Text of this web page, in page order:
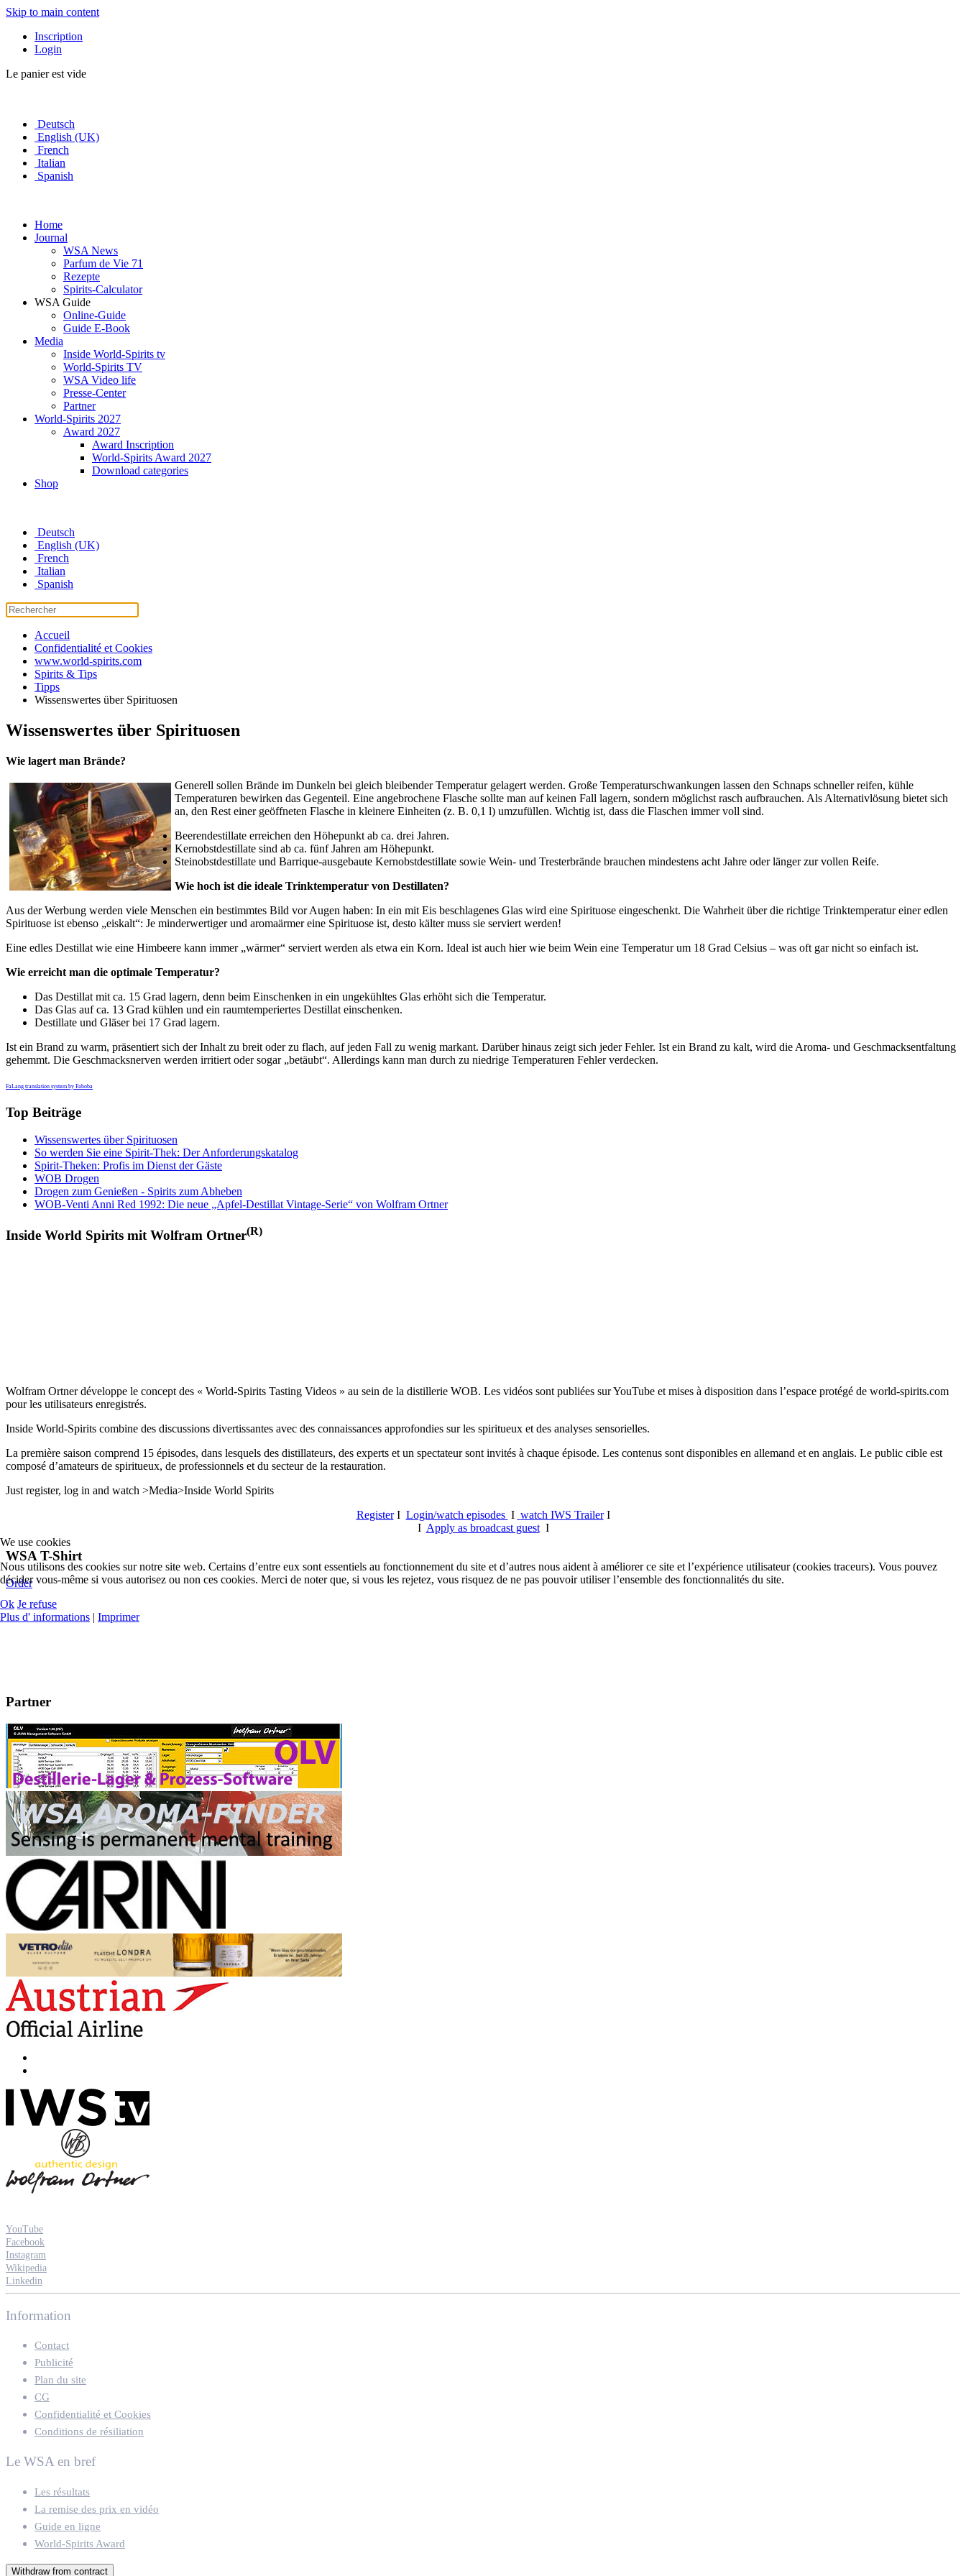
Skip to main content
Inscription
Login
Le panier est vide
Deutsch
English (UK)
French
Italian
Spanish
Home
Journal
WSA News
Parfum de Vie 71
Rezepte
Spirits-Calculator
WSA Guide
Online-Guide
Guide E-Book
Media
Inside World-Spirits tv
World-Spirits TV
WSA Video life
Presse-Center
Partner
World-Spirits 2027
Award 2027
Award Inscription
World-Spirits Award 2027
Download categories
Shop
Deutsch
English (UK)
French
Italian
Spanish
Accueil
Confidentialité et Cookies
www.world-spirits.com
Spirits & Tips
Tipps
Wissenswertes über Spirituosen
Wissenswertes über Spirituosen
Wie lagert man Brände?
Generell sollen Brände im Dunkeln bei gleich bleibender Temperatur gelagert werden. Große Temperaturschwankungen lassen den Schnaps schneller reifen, kühle
Temperaturen bewirken das Gegenteil. Eine angebrochene Flasche sollte man auf keinen Fall lagern, sondern möglichst rasch aufbrauchen. Als Alternativlösung bietet sich
an, den Rest einer geöffneten Flasche in kleinere Einheiten (z. B. 0,1 l) umzufüllen. Wichtig ist, dass die Flaschen immer voll sind.
Beerendestillate erreichen den Höhepunkt ab ca. drei Jahren.
Kernobstdestillate sind ab ca. fünf Jahren am Höhepunkt.
Steinobstdestillate und Barrique-ausgebaute Kernobstdestillate sowie Wein- und Tresterbrände brauchen mindestens acht Jahre oder länger zur vollen Reife.
Wie hoch ist die ideale Trinktemperatur von Destillaten?
Aus der Werbung werden viele Menschen ein bestimmtes Bild vor Augen haben: In ein mit Eis beschlagenes Glas wird eine Spirituose eingeschenkt. Die Wahrheit über die richtige Trinktemperatur einer edlen
Spirituose ist ebenso „eiskalt“: Je minderwertiger und aromaärmer eine Spirituose ist, desto kälter muss sie serviert werden!
Eine edles Destillat wie eine Himbeere kann immer „wärmer“ serviert werden als etwa ein Korn. Ideal ist auch hier wie beim Wein eine Temperatur um 18 Grad Celsius – was oft gar nicht so einfach ist.
Wie erreicht man die optimale Temperatur?
Das Destillat mit ca. 15 Grad lagern, denn beim Einschenken in ein ungekühltes Glas erhöht sich die Temperatur.
Das Glas auf ca. 13 Grad kühlen und ein raumtemperiertes Destillat einschenken.
Destillate und Gläser bei 17 Grad lagern.
Ist ein Brand zu warm, präsentiert sich der Inhalt zu breit oder zu flach, auf jeden Fall zu wenig markant. Darüber hinaus zeigt sich jeder Fehler. Ist ein Brand zu kalt, wird die Aroma- und Geschmacksentfaltung
gehemmt. Die Geschmacksnerven werden irritiert oder sogar „betäubt“. Allerdings kann man durch zu niedrige Temperaturen Fehler verdecken.
FaLang translation system by Faboba
Top Beiträge
Wissenswertes über Spirituosen
So werden Sie eine Spirit-Thek: Der Anforderungskatalog
Spirit-Theken: Profis im Dienst der Gäste
WOB Drogen
Drogen zum Genießen - Spirits zum Abheben
WOB-Venti Anni Red 1992: Die neue „Apfel-Destillat Vintage-Serie“ von Wolfram Ortner
Inside World Spirits mit Wolfram Ortner(R)
Wolfram Ortner développe le concept des « World-Spirits Tasting Videos » au sein de la distillerie WOB. Les vidéos sont publiées sur YouTube et mises à disposition dans l’espace protégé de world-spirits.com
pour les utilisateurs enregistrés.
Inside World-Spirits combine des discussions divertissantes avec des connaissances approfondies sur les spiritueux et des analyses sensorielles.
La première saison comprend 15 épisodes, dans lesquels des distillateurs, des experts et un spectateur sont invités à chaque épisode. Les contenus sont disponibles en allemand et en anglais. Le public cible est
composé d’amateurs de spiritueux, de professionnels et du secteur de la restauration.
Just register, log in and watch >Media>Inside World Spirits
RegisterI Login/watch episodes I watch IWS TrailerI
I Apply as broadcast guestI
WSA T-Shirt
Order
Partner
YouTube
Facebook
Instagram
Wikipedia
Linkedin
Information
Contact
Publicité
Plan du site
CG
Confidentialité et Cookies
Conditions de résiliation
Le WSA en bref
Les résultats
La remise des prix en vidéo
Guide en ligne
World-Spirits Award
Withdraw from contract
We use cookies
Nous utilisons des cookies sur notre site web. Certains d’entre eux sont essentiels au fonctionnement du site et d’autres nous aident à améliorer ce site et l’expérience utilisateur (cookies traceurs). Vous pouvez
décider vous-même si vous autorisez ou non ces cookies. Merci de noter que, si vous les rejetez, vous risquez de ne pas pouvoir utiliser l’ensemble des fonctionnalités du site.
Ok Je refuse
Plus d' informations | Imprimer